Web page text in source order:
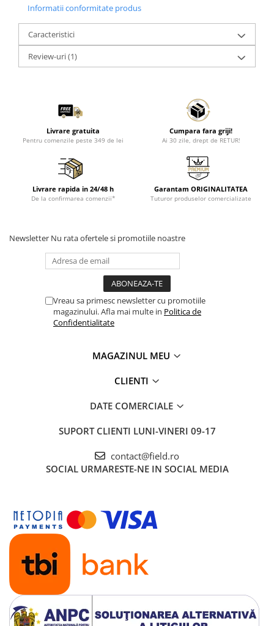
Informatii conformitate produs
Caracteristici
Review-uri(1)
Livrare gratuita
Pentru comenzile peste 349 de lei
Cumpara fara griji!
Ai 30 zile, drept de RETUR!
Livrare rapida in 24/48 h
De la confirmarea comenzii*
Garantam ORIGINALITATEA
Tuturor produselor comercializate
Newsletter Nu rata ofertele si promotiile noastre
Vreau sa primesc newsletter cu promotiile
magazinului. Afla mai multe in Politica de
Confidentialitate
MAGAZINUL MEU
CLIENTI
DATE COMERCIALE
SUPORT CLIENTI LUNI-VINERI 09-17
contact@field.ro
SOCIAL URMARESTE-NE IN SOCIAL MEDIA